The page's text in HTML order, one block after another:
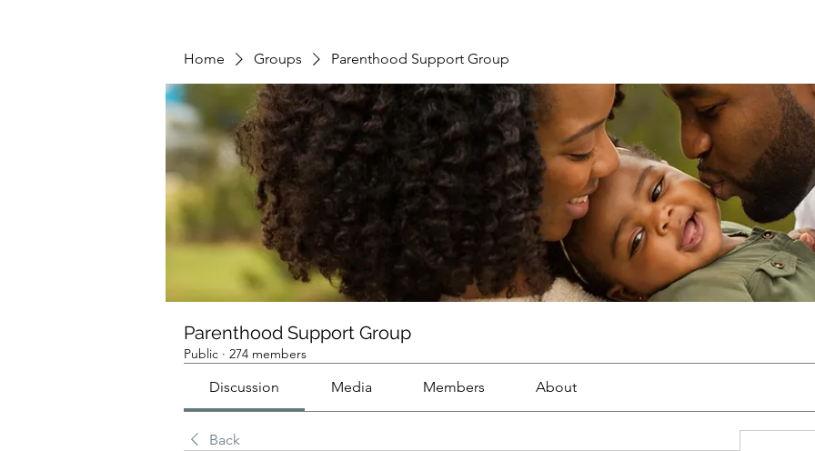
Home Groups Parenthood Support Group
Parenthood Support Group
Public · 274 members
Discussion Media Members About
Back